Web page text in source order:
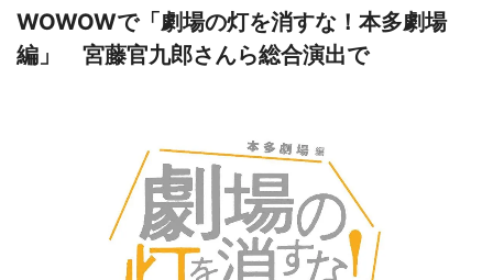
WOWOWで「劇場の灯を消すな！本多劇場
編」 宮藤官九郎さんら総合演出で